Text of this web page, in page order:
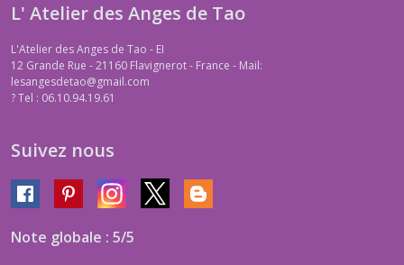
L' Atelier des Anges de Tao
L'Atelier des Anges de Tao - EI
12 Grande Rue - 21160 Flavignerot - France - Mail:
lesangesdetao@gmail.com
?Tel : 06.10.94.19.61
Suivez nous
Note globale : 5/5